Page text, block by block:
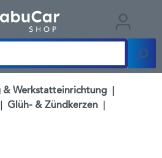
& Werkstatteinrichtung |
| Glüh- & Zündkerzen |